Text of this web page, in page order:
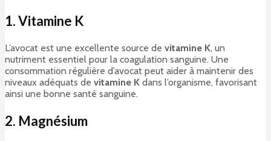
1. Vitamine K
L’avocat est une excellente source de vitamine K, un
nutriment essentiel pour la coagulation sanguine. Une
consommation régulière d’avocat peut aider à maintenir des
niveaux adéquats de vitamine K dans l’organisme, favorisant
ainsi une bonne santé sanguine.
2. Magnésium